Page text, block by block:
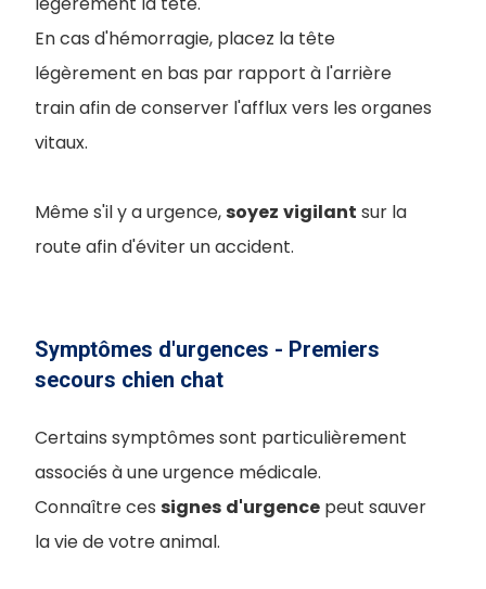
En cas d'hémorragie, placez la tête
légèrement en bas par rapport à l'arrière
train afin de conserver l'afflux vers les organes
vitaux.
Même s'il y a urgence,soyez vigilant sur la
route afin d'éviter un accident.
Symptômes d'urgences - Premiers
secours chien chat
Certains symptômes sont particulièrement
associés à une urgence médicale.
Connaître ces signes d'urgence peut sauver
la vie de votre animal.